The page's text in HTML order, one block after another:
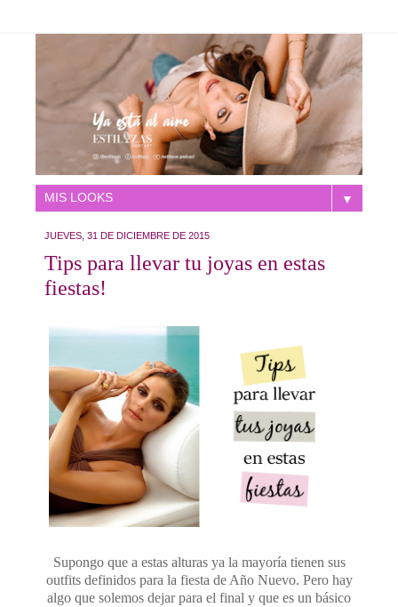
▼
JUEVES, 31 DE DICIEMBRE DE 2015
Tips para llevar tu joyas en estas
fiestas!
Supongo que a estas alturas ya la mayoría tienen sus
outfits definidos para la fiesta de Año Nuevo. Pero hay
algo que solemos dejar para el final y que es un básico